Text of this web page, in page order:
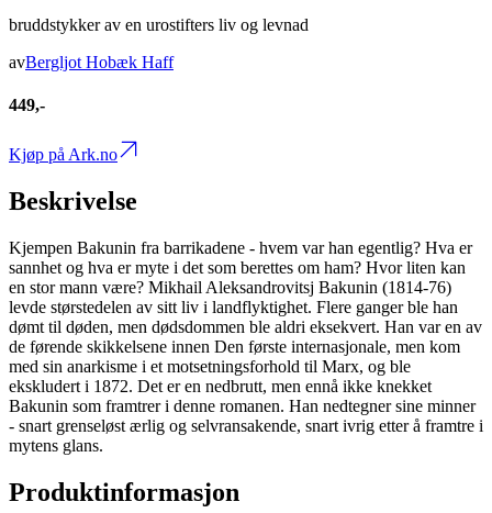
bruddstykker av en urostifters liv og levnad
avBergljot Hobæk Haff
449,-
Kjøp på Ark.no
Beskrivelse
Kjempen Bakunin fra barrikadene - hvem var han egentlig? Hva er
sannhet og hva er myte i det som berettes om ham? Hvor liten kan
en stor mann være? Mikhail Aleksandrovitsj Bakunin (1814-76)
levde størstedelen av sitt liv i landflyktighet. Flere ganger ble han
dømt til døden, men dødsdommen ble aldri eksekvert. Han var en av
de førende skikkelsene innen Den første internasjonale, men kom
med sin anarkisme i et motsetningsforhold til Marx, og ble
ekskludert i 1872. Det er en nedbrutt, men ennå ikke knekket
Bakunin som framtrer i denne romanen. Han nedtegner sine minner
- snart grenseløst ærlig og selvransakende, snart ivrig etter å framtre i
mytens glans.
Produktinformasjon